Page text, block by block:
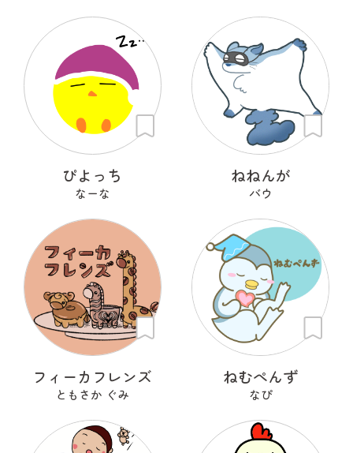
ぴよっち
なーな
ねねんが
バウ
フィーカフレンズ
ともさか ぐみ
ねむぺんず
なぴ